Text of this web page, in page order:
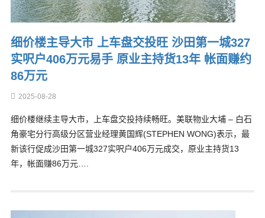
细价楼主导大市 上车盘交投旺 沙田第一城327
实呎户406万元易手 原业主持货13年 帐面赚约
86万元
2025-08-28
细价楼继续主导大市，上车盘交投持续畅旺。美联物业大埔 – 白石
角豪宅分行高级分区营业经理黄国辉(STEPHEN WONG)表示，最
新该行促成沙田第一城327实呎户406万元成交，原业主持货13
年，帐面赚86万元….